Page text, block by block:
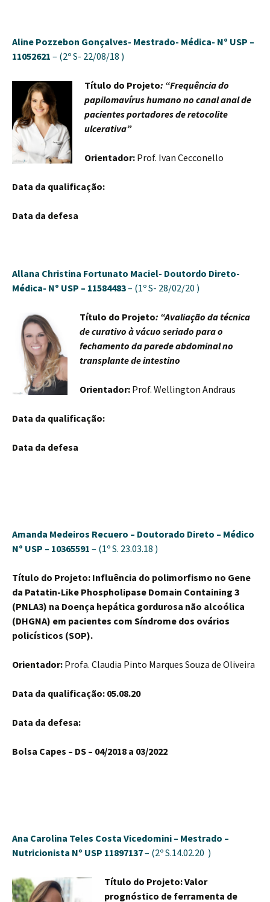
Aline Pozzebon Gonçalves- Mestrado- Médica- Nº USP –
11052621 – (2º S- 22/08/18 )
Título do Projeto: “Frequência do
papilomavírus humano no canal anal de
pacientes portadores de retocolite
ulcerativa”
Orientador: Prof. Ivan Cecconello
Data da qualificação:
Data da defesa
Allana Christina Fortunato Maciel- Doutordo Direto-
Médica- Nº USP – 11584483– (1º S- 28/02/20 )
Título do Projeto: “Avaliação da técnica
de curativo à vácuo seriado para o
fechamento da parede abdominal no
transplante de intestino
Orientador: Prof. Wellington Andraus
Data da qualificação:
Data da defesa
Amanda Medeiros Recuero – Doutorado Direto – Médico
Nº USP – 10365591 – (1º S. 23.03.18 )
Título do Projeto: Influência do polimorfismo no Gene
da Patatin-Like Phospholipase Domain Containing 3
(PNLA3) na Doença hepática gordurosa não alcoólica
(DHGNA) em pacientes com Síndrome dos ovários
policísticos (SOP).
Orientador: Profa. Claudia Pinto Marques Souza de Oliveira
Data da qualificação: 05.08.20
Data da defesa:
Bolsa Capes – DS – 04/2018 a 03/2022
Ana Carolina Teles Costa Vicedomini – Mestrado –
Nutricionista Nº USP 11897137– (2º S.14.02.20 )
Título do Projeto: Valor
prognóstico de ferramenta de